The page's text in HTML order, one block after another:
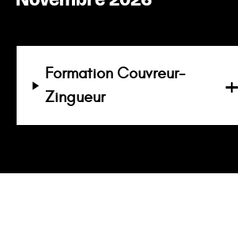
Formation Couvreur-
Zingueur